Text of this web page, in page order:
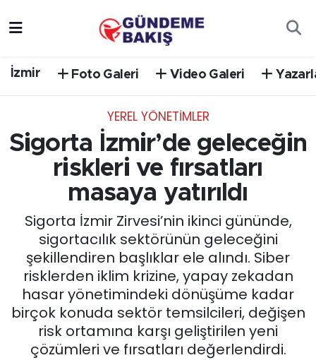
İzmir Foto Galeri Video Galeri
YEREL YÖNETİMLER
Sigorta İzmir’de geleceğin
riskleri ve fırsatları
masaya yatırıldı
Sigorta İzmir Zirvesi’nin ikinci gününde,
sigortacılık sektörünün geleceğini
şekillendiren başlıklar ele alındı. Siber
risklerden iklim krizine, yapay zekadan
hasar yönetimindeki dönüşüme kadar
birçok konuda sektör temsilcileri, değişen
risk ortamına karşı geliştirilen yeni
çözümleri ve fırsatları değerlendirdi.
EGE
EĞİTİM
EKONOMİ
English News
GÜNCEL
KÜLTÜR SANAT
Trafik Durumu
Süper Lig Puan Durumu ve Fikstür
Tüm Manşetler
Son Dakika Haberleri
Haber Arşivi